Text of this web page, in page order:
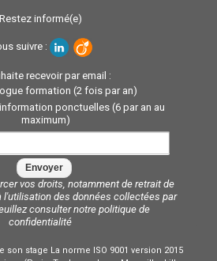
Restez informé(e)
suivre :
recevoir par email :
formation (2 fois par an)
ponctuelles (6 par an au
maximum)
vos droits, notamment de retrait de
l'utilisation des données collectées par
consulter notre politique de
confidentialité
son stage La norme ISO 9001 version 2015